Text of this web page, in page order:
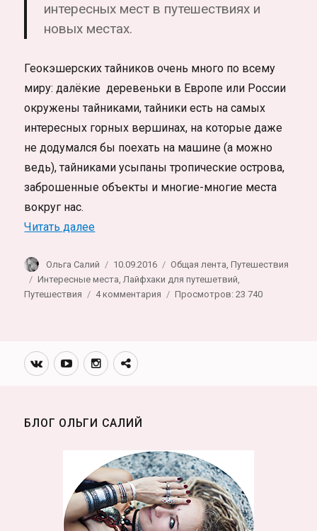
интересных мест в путешествиях и
новых местах.
Геокэшерских тайников очень много по всему
миру: далёкие деревеньки в Европе или России
окружены тайниками, тайники есть на самых
интересных горных вершинах, на которые даже
не додумался бы поехать на машине (а можно
ведь), тайниками усыпаны тропические острова,
заброшенные объекты и многие-многие места
вокруг нас.
Читать далее«Geocaching. Как находить интересные
Автор
Ольга Салий Опубликовано
10.09.2016 Рубрики
Общая лента,Путешествия
Метки
Интересные места,Лайфхаки для путешетвий,
Путешествия
4 комментария
миру
через
сайт
Геокэшинг
Просмотров: 23 740
Вконтакте
YoutubeИнстаграмм
Телеграм
БЛОГ ОЛЬГИ САЛИЙ